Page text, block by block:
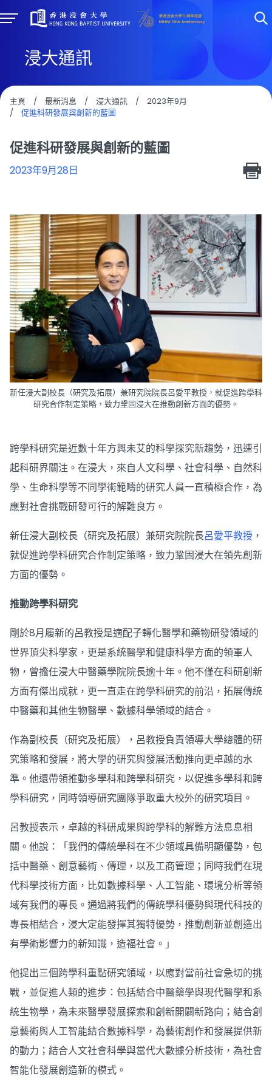
浸大通訊
主頁 / 最新消息 / 浸大通訊 /
2023年9月
/
促進科研發展與創新的藍圖
促進科研發展與創新的藍圖
2023年9月28日
新任浸大副校長（研究及拓展）兼研究院院長呂愛平教授，就促進跨學科
研究合作制定策略，致力鞏固浸大在推動創新方面的優勢。
跨學科研究是近數十年方興未艾的科學探究新趨勢，迅速引
起科研界關注。在浸大，來自人文科學、社會科學、自然科
學、生命科學等不同學術範疇的研究人員一直積極合作，為
應對社會挑戰研發可行的解難良方。
新任浸大副校長（研究及拓展）兼研究院院長呂愛平教授 ，
就促進跨學科研究合作制定策略，致力鞏固浸大在領先創新
方面的優勢。
推動跨學科研究
剛於8月履新的呂教授是適配子轉化醫學和藥物研發領域的
世界頂尖科學家，更是系統醫學和健康科學方面的領軍人
物，曾擔任浸大中醫藥學院院長逾十年。他不僅在科研創新
方面有傑出成就，更一直走在跨學科研究的前沿，拓展傳統
中醫藥和其他生物醫學、數據科學領域的結合。
作為副校長（研究及拓展），呂教授負責領導大學總體的研
究策略和發展，將大學的研究與發展活動推向更卓越的水
準。他還帶領推動多學科和跨學科研究，以促進多學科和跨
學科研究，同時領導研究團隊爭取重大校外的研究項目。
呂教授表示，卓越的科研成果與跨學科的解難方法息息相
關。他說：「我們的傳統學科在不少領域具備明顯優勢，包
括中醫藥、創意藝術、傳理，以及工商管理；同時我們在現
代科學技術方面，比如數據科學、人工智能、環境分析等領
域有我們的專長。通過將我們的傳統學科優勢與現代科技的
專長相結合，浸大定能發揮其獨特優勢，推動創新並創造出
有學術影響力的新知識，造福社會。」
他提出三個跨學科重點研究領域，以應對當前社會急切的挑
戰，並促進人類的進步：包括結合中醫藥學與現代醫學和系
統生物學，為未來醫學發展探索和創新開闢新路向；結合創
意藝術與人工智能結合數據科學，為藝術創作和發展提供新
的動力；結合人文社會科學與當代大數據分析技術，為社會
智能化發展創造新的模式。